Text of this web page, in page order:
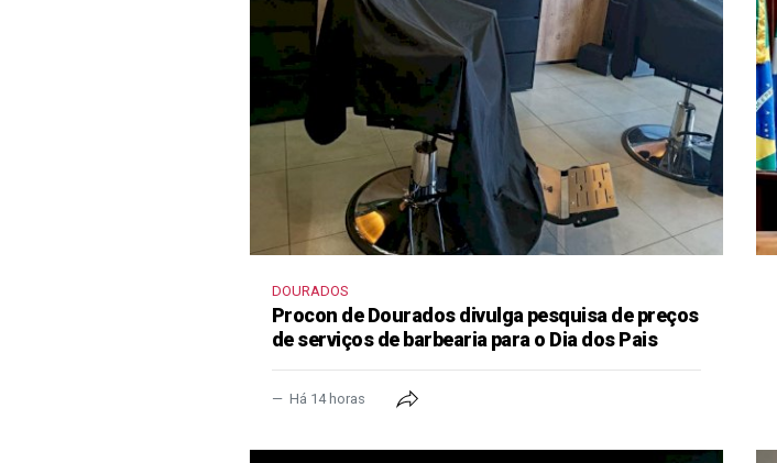
DOURADOS
Procon de Dourados divulga pesquisa de preços
de serviços de barbearia para o Dia dos Pais
Há 14 horas